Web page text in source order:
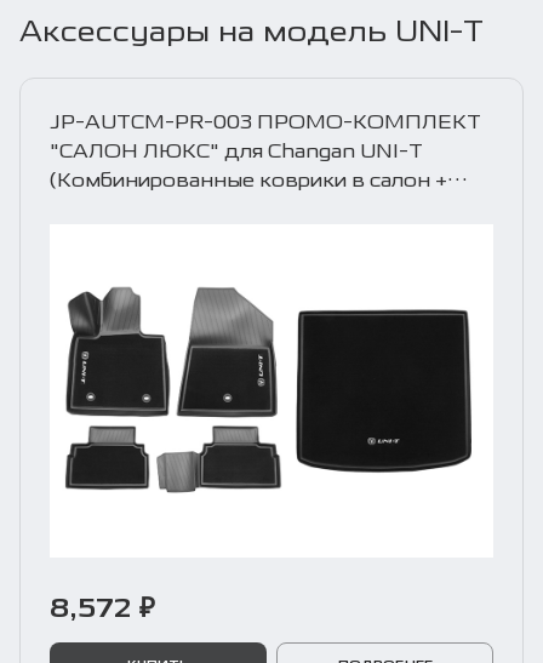
Аксессуары на модель UNI-T
JP-AUTCM-PR-003 ПРОМО-КОМПЛЕКТ
"САЛОН ЛЮКС" для Changan UNI-T
(Комбинированные коврики в салон +
8,572 ₽